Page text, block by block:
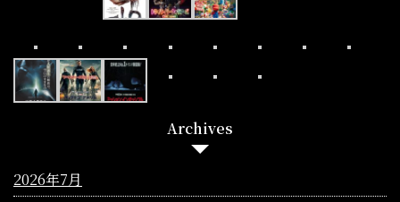
Archives
2026年7月